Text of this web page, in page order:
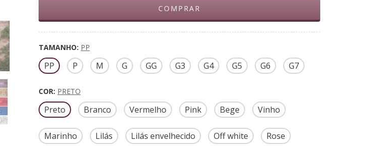
TAMANHO: PP
PP P M G GG G3 G4 G5 G6 G7
COR: PRETO
Preto Branco Vermelho Pink Bege Vinho
Marinho Lilás Lilás envelhecido Off white Rose